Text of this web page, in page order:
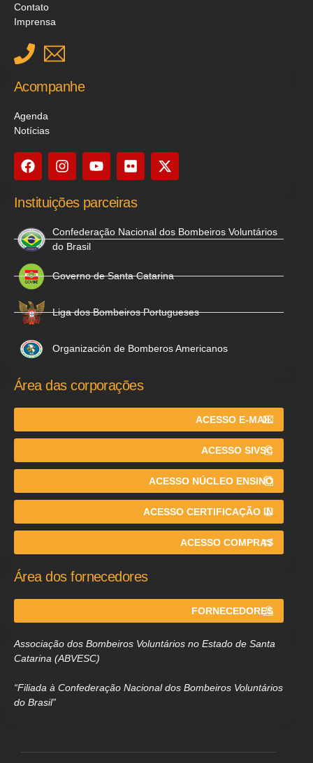
Contato
Imprensa
Acompanhe
Agenda
Notícias
Instituições parceiras
Confederação Nacional dos Bombeiros Voluntários
do Brasil
Governo de Santa Catarina
Liga dos Bombeiros Portugueses
Organización de Bomberos Americanos
Área das corporações
ACESSO E-MAIL
ACESSO SIVSC
ACESSO NÚCLEO ENSINO
ACESSO CERTIFICAÇÃO IN
ACESSO COMPRAS
Área dos fornecedores
FORNECEDORES
Associação dos Bombeiros Voluntários no Estado de Santa
Catarina (ABVESC)
“Filiada à Confederação Nacional dos Bombeiros Voluntários
do Brasil”